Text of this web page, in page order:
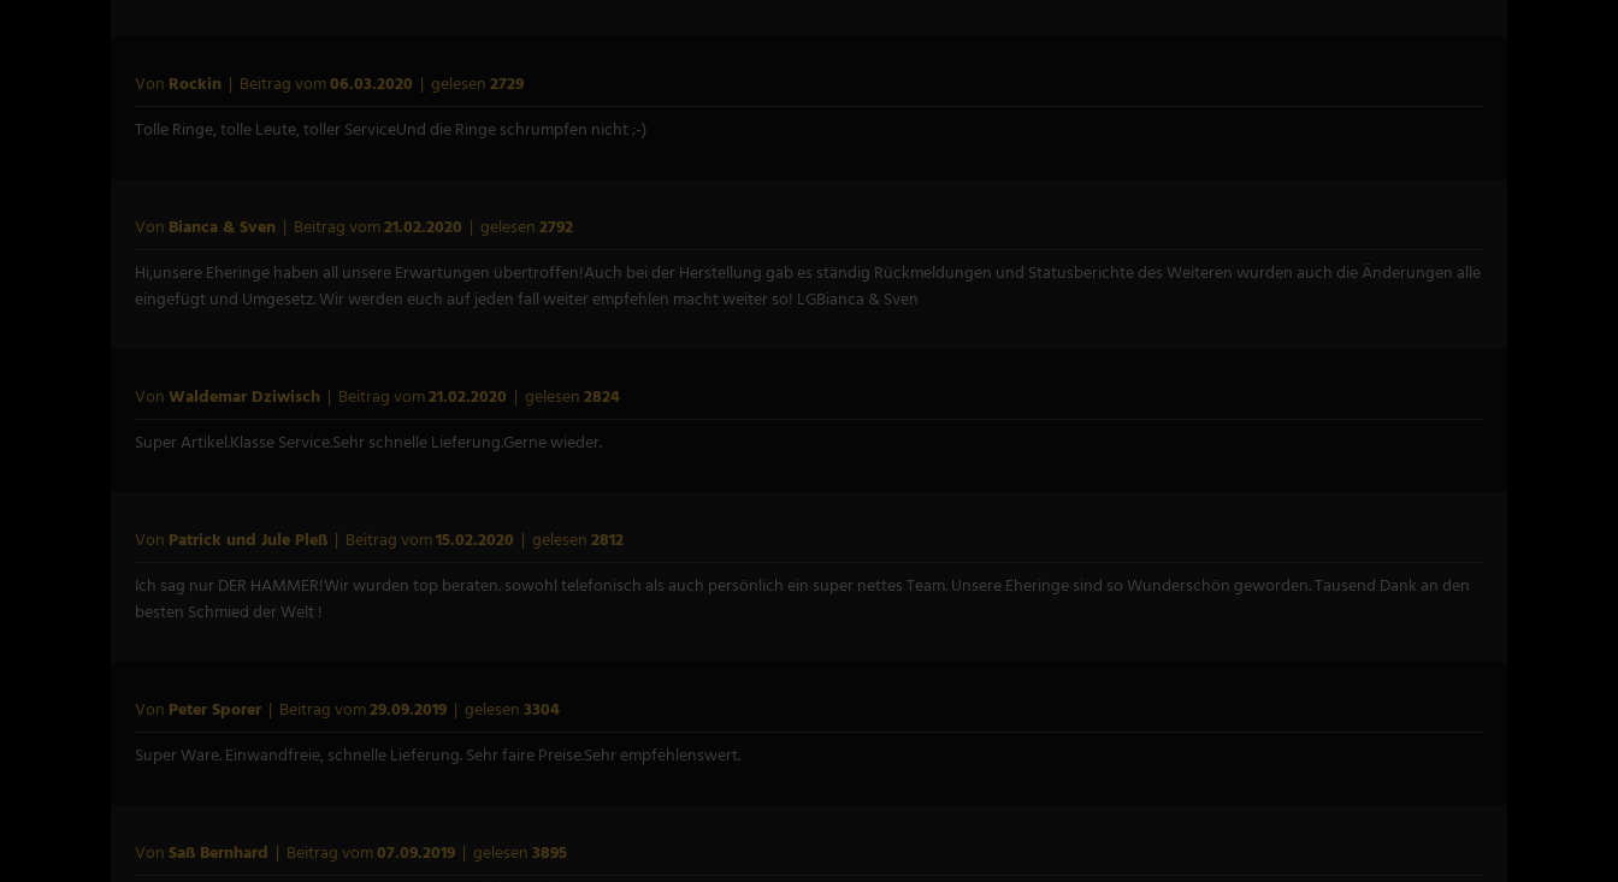
Von Rockin | Beitrag vom06.03.2020 | gelesen2729
Tolle Ringe, tolle Leute, toller ServiceUnd die Ringe schrumpfen nicht ;-)
Von Bianca & Sven | Beitrag vom21.02.2020 | gelesen2792
Hi,unsere Eheringe haben all unsere Erwartungen übertroffen!Auch bei der Herstellung gab es ständig Rückmeldungen und Statusberichte des Weiteren wurden auch die Änderungen alle
eingefügt und Umgesetz. Wir werden euch auf jeden fall weiter empfehlen macht weiter so! LGBianca & Sven
VonWaldemar Dziwisch | Beitrag vom21.02.2020 | gelesen2824
Super Artikel.Klasse Service.Sehr schnelle Lieferung.Gerne wieder.
Von Patrick und Jule Pleß | Beitrag vom15.02.2020 | gelesen2812
Ich sag nur DER HAMMER!Wir wurden top beraten. sowohl telefonisch als auch persönlich ein super nettes Team. Unsere Eheringe sind so Wunderschön geworden. Tausend Dank an den
besten Schmied der Welt !
Von Peter Sporer | Beitrag vom29.09.2019 | gelesen3304
Super Ware. Einwandfreie, schnelle Lieferung. Sehr faire Preise.Sehr empfehlenswert.
VonSaß Bernhard | Beitrag vom07.09.2019 | gelesen3895